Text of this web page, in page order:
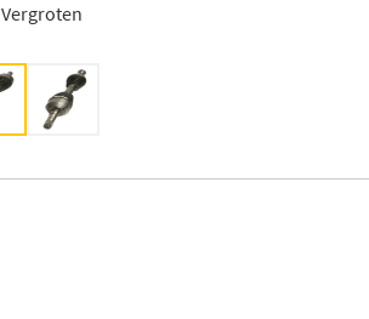
Vergroten